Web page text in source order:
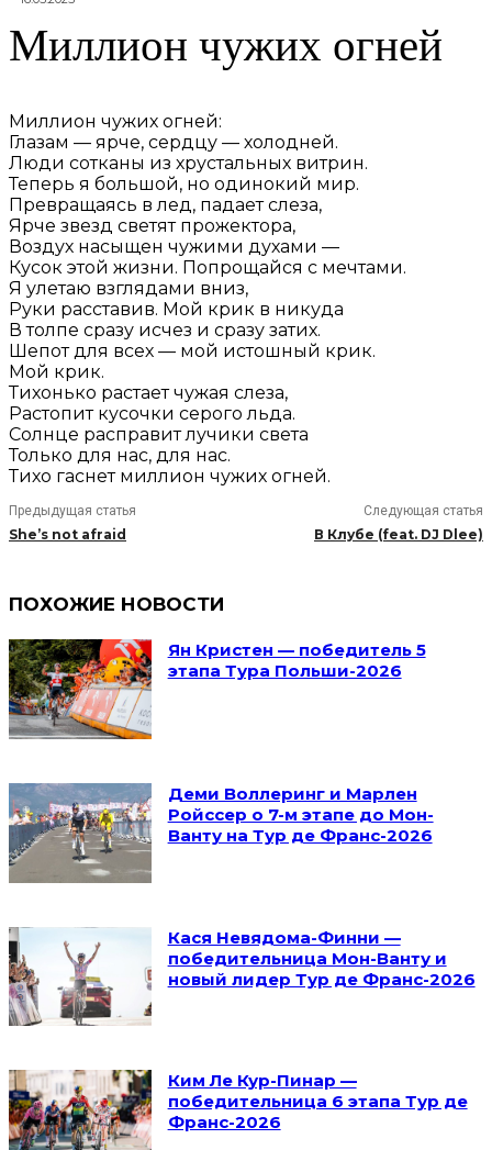
Миллион чужих огней
Миллион чужих огней:
Глазам — ярче, сердцу — холодней.
Люди сотканы из хрустальных витрин.
Теперь я большой, но одинокий мир.
Превращаясь в лед, падает слеза,
Ярче звезд светят прожектора,
Воздух насыщен чужими духами —
Кусок этой жизни. Попрощайся с мечтами.
Я улетаю взглядами вниз,
Руки расставив. Мой крик в никуда
В толпе сразу исчез и сразу затих.
Шепот для всех — мой истошный крик.
Мой крик.
Тихонько растает чужая слеза,
Растопит кусочки серого льда.
Солнце расправит лучики света
Только для нас, для нас.
Тихо гаснет миллион чужих огней.
Предыдущая статья
She’s not afraid
Следующая статья
В Клубе (feat. DJ Dlee)
ПОХОЖИЕ НОВОСТИ
Ян Кристен — победитель 5
этапа Тура Польши-2026
Деми Воллеринг и Марлен
Ройссер о 7-м этапе до Мон-
Ванту на Тур де Франс-2026
Кася Невядома-Финни —
победительница Мон-Ванту и
новый лидер Тур де Франс-2026
Ким Ле Кур-Пинар —
победительница 6 этапа Тур де
Франс-2026